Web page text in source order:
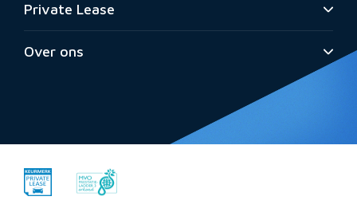
Private Lease
Over ons